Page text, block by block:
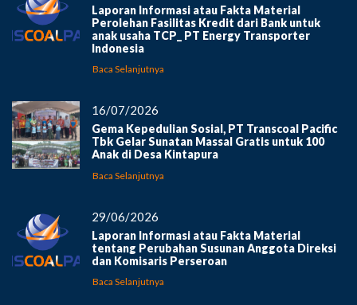
Laporan Informasi atau Fakta Material
Perolehan Fasilitas Kredit dari Bank untuk
anak usaha TCP_ PT Energy Transporter
Indonesia
Baca Selanjutnya
16/07/2026
Gema Kepedulian Sosial, PT Transcoal Pacific
Tbk Gelar Sunatan Massal Gratis untuk 100
Anak di Desa Kintapura
Baca Selanjutnya
29/06/2026
Laporan Informasi atau Fakta Material
tentang Perubahan Susunan Anggota Direksi
dan Komisaris Perseroan
Baca Selanjutnya